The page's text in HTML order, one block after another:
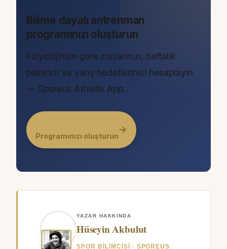
Bilime dayalı antrenman
programınızı oluşturun
Fizyolojinize göre zonlarınızı, haftalık
planınızı ve yarış hedeflerinizi hesaplayın
— Sporeus Athlete App.
Programınızı oluşturun
→
YAZAR HAKKINDA
Hüseyin Akbulut
SPOR BILIMCISI · SPOREUS